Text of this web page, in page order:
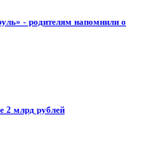
- родителям напомнили о
2 млрд рублей